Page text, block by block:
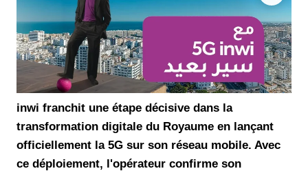
inwi franchit une étape décisive dans la
transformation digitale du Royaume en lançant
officiellement la 5G sur son réseau mobile. Avec
ce déploiement, l'opérateur confirme son